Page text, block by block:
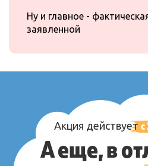
Ну и главное -
заявленной
Акция действует с
А еще, в